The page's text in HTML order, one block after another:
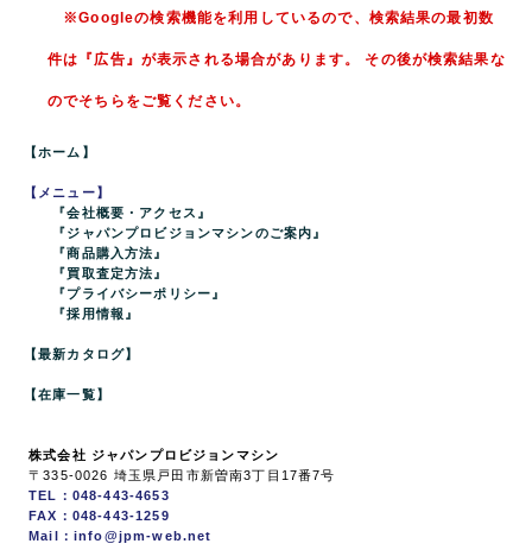
※Googleの検索機能を利用しているので、検索結果の最初数
件は『広告』が表示される場合があります。 その後が検索結果な
のでそちらをご覧ください。
【ホーム】
【メニュー】
『会社概要・アクセス』
『ジャパンプロビジョンマシンのご案内』
『商品購入方法』
『買取査定方法』
『プライバシーポリシー』
『採用情報』
【最新カタログ】
【在庫一覧】
株式会社 ジャパンプロビジョンマシン
〒335-0026 埼玉県戸田市新曽南3丁目17番7号
TEL：048-443-4653
FAX：048-443-1259
Mail：info@jpm-web.net